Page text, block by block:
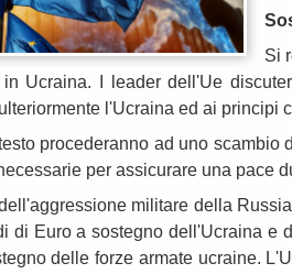
Si
in Ucraina. I leader dell'Ue
l'Ucraina ed ai principi
procederanno ad uno
per assicurare una pace
militare della
di Euro a sostegno dell'Ucraina e
delle forze armate ucraine.